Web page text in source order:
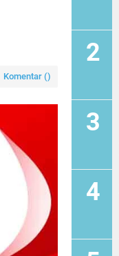
Komentar ()